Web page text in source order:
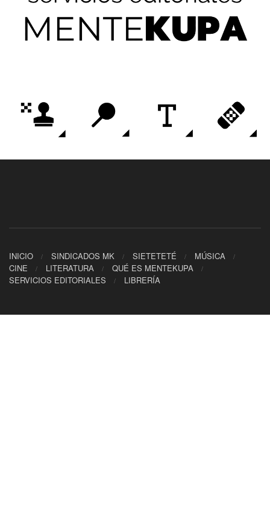
INICIO SINDICADOS MK SIETETETÉ
MÚSICA
CINE
LITERATURA
QUÉ ES MENTEKUPA
SERVICIOS EDITORIALES
LIBRERÍA